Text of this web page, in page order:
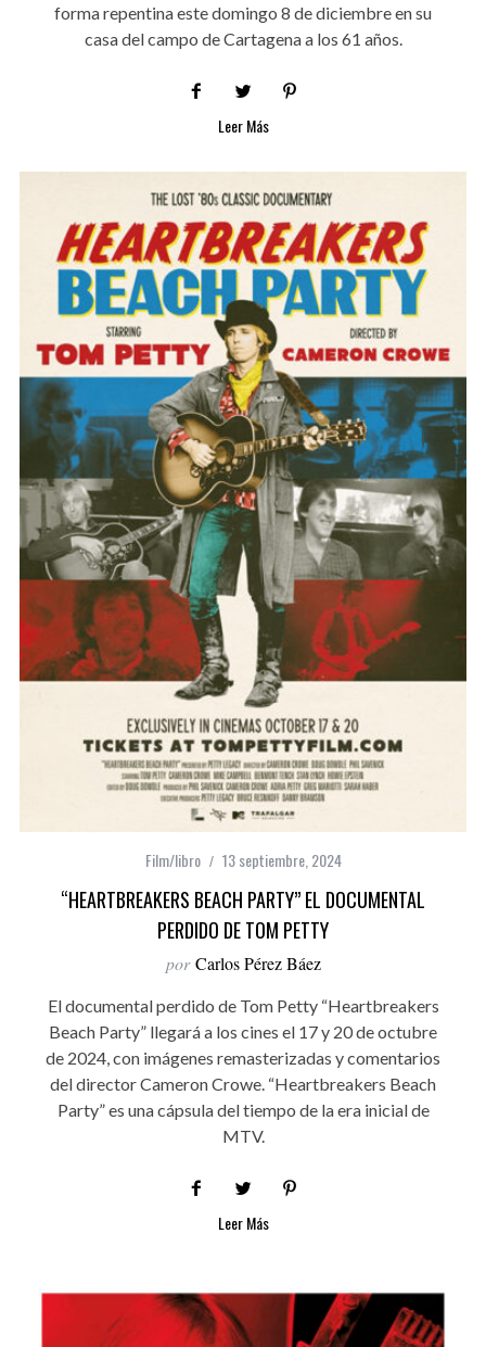
forma repentina este domingo 8 de diciembre en su
casa del campo de Cartagena a los 61 años.
Leer Más
Film/libro 13 septiembre, 2024
“HEARTBREAKERS BEACH PARTY” EL DOCUMENTAL
PERDIDO DE TOM PETTY
por Carlos Pérez Báez
El documental perdido de Tom Petty “Heartbreakers
Beach Party” llegará a los cines el 17 y 20 de octubre
de 2024, con imágenes remasterizadas y comentarios
del director Cameron Crowe. “Heartbreakers Beach
Party” es una cápsula del tiempo de la era inicial de
MTV.
Leer Más